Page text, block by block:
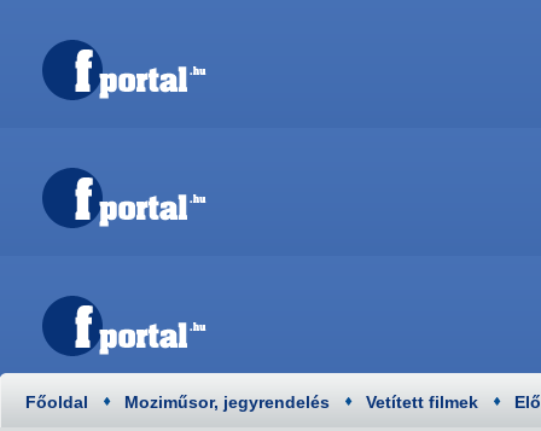
Főoldal Moziműsor, jegyrendelés Vetített filmek